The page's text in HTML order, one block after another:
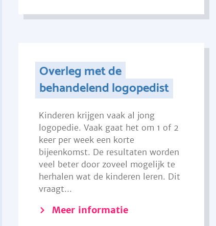
Overleg met de
behandelend logopedist
Kinderen krijgen vaak al jong
logopedie. Vaak gaat het om 1 of 2
keer per week een korte
bijeenkomst. De resultaten worden
veel beter door zoveel mogelijk te
herhalen wat de kinderen leren. Dit
vraagt...
Meer informatie